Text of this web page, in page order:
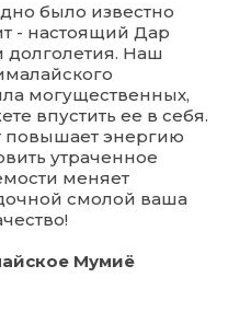
было известно
- настоящий Дар
долголетия. Наш
могущественных,
впустить ее в себя.
энергию
утраченное
меняет
смолой ваша
Мумиё